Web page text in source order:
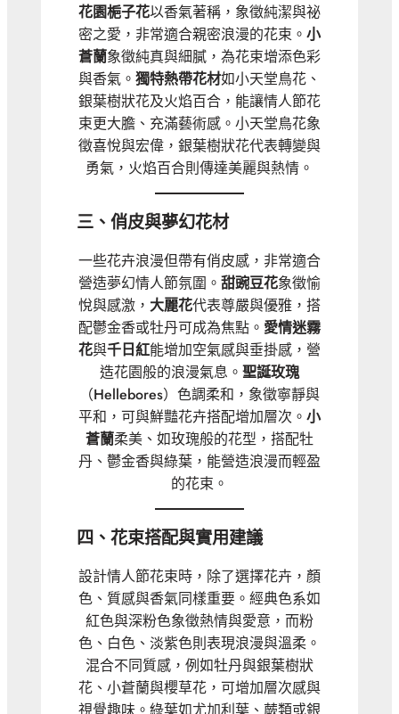
花園梔子花以香氣著稱，象徵純潔與祕
密之愛，非常適合親密浪漫的花束。 小
蒼蘭象徵純真與細膩，為花束增添色彩
與香氣。 獨特熱帶花材如小天堂鳥花、
銀葉樹狀花及火焰百合，能讓情人節花
束更大膽、充滿藝術感。小天堂鳥花象
徵喜悅與宏偉，銀葉樹狀花代表轉變與
勇氣，火焰百合則傳達美麗與熱情。
三、俏皮與夢幻花材
一些花卉浪漫但帶有俏皮感，非常適合
營造夢幻情人節氛圍。 甜豌豆花象徵愉
悅與感激， 大麗花代表尊嚴與優雅，搭
配鬱金香或牡丹可成為焦點。 愛情迷霧
花與千日紅能增加空氣感與垂掛感，營
造花園般的浪漫氣息。 聖誕玫瑰
（Hellebores）色調柔和，象徵寧靜與
平和，可與鮮豔花卉搭配增加層次。 小
蒼蘭柔美、如玫瑰般的花型，搭配牡
丹、鬱金香與綠葉，能營造浪漫而輕盈
的花束。
四、花束搭配與實用建議
設計情人節花束時，除了選擇花卉，顏
色、質感與香氣同樣重要。經典色系如
紅色與深粉色象徵熱情與愛意，而粉
色、白色、淡紫色則表現浪漫與溫柔。
混合不同質感，例如牡丹與銀葉樹狀
花、小蒼蘭與櫻草花，可增加層次感與
視覺趣味。綠葉如尤加利葉、蕨類或銀